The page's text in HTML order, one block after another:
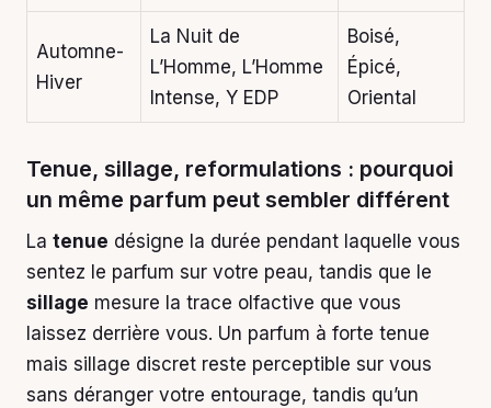
Automne-
Hiver
La Nuit de
L’Homme, L’Homme
Intense, Y EDP
Boisé,
Épicé,
Oriental
Tenue, sillage, reformulations : pourquoi
un même parfum peut sembler différent
La tenue désigne la durée pendant laquelle vous
sentez le parfum sur votre peau, tandis que le
sillage mesure la trace olfactive que vous
laissez derrière vous. Un parfum à forte tenue
mais sillage discret reste perceptible sur vous
sans déranger votre entourage, tandis qu’un